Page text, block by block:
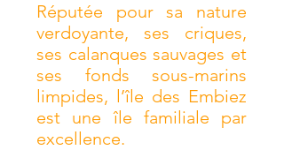
Réputée pour sa nature
verdoyante, ses criques,
ses calanques sauvages et
ses fonds sous-marins
limpides, l’île des Embiez
est une île familiale par
excellence.